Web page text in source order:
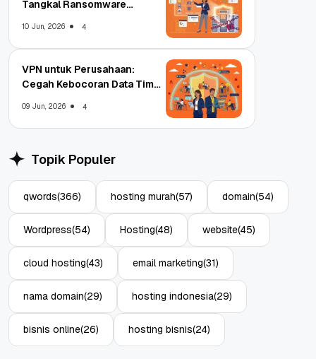
Tangkal Ransomware
10 Jun, 2026 4
VPN untuk Perusahaan:
Cegah Kebocoran Data Tim
09 Jun, 2026 4
Topik Populer
qwords(366) hosting murah(57) domain(54)
Wordpress(54) Hosting(48) website(45)
cloud hosting(43) email marketing(31)
nama domain(29) hosting indonesia(29)
bisnis online(26) hosting bisnis(24)